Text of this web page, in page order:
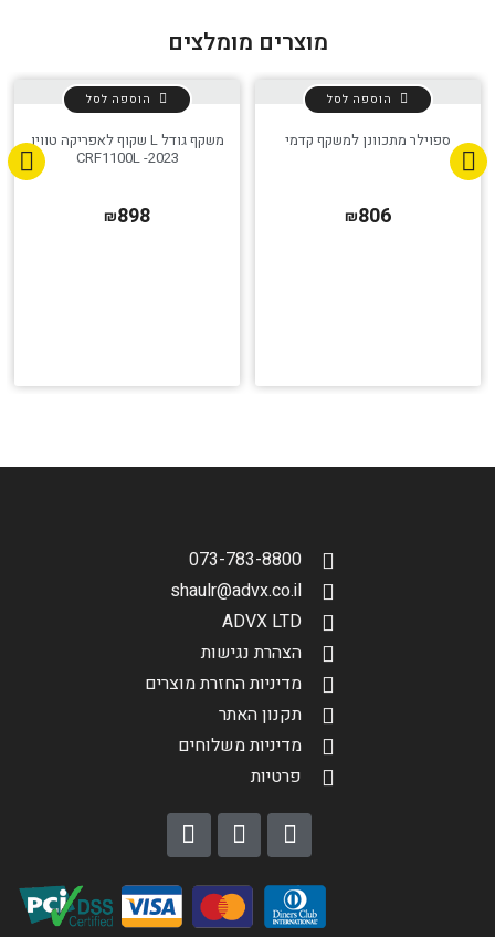
מוצרים מומלצים
ספוילר מתכוונן למשקף קדמי
₪806
הוספה לסל
משקף גודל L שקוף לאפריקה טווין
CRF1100L -2023
₪898
הוספה לסל
073-783-8800
shaulr@advx.co.il
ADVX LTD
הצהרת נגישות
מדיניות החזרת מוצרים
תקנון האתר
מדיניות משלוחים
פרטיות